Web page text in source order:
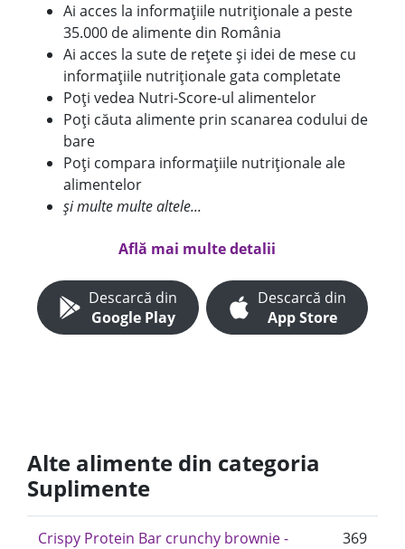
Ai acces la informațiile nutriționale a peste
35.000 de alimente din România
Ai acces la sute de rețete și idei de mese cu
informațiile nutriționale gata completate
Poți vedea Nutri-Score-ul alimentelor
Poți căuta alimente prin scanarea codului de
bare
Poți compara informațiile nutriționale ale
alimentelor
și multe multe altele...
Află mai multe detalii
Descarcă din
Google Play
Descarcă din
App Store
Alte alimente din categoria
Suplimente
Crispy Protein Bar crunchy brownie -
369